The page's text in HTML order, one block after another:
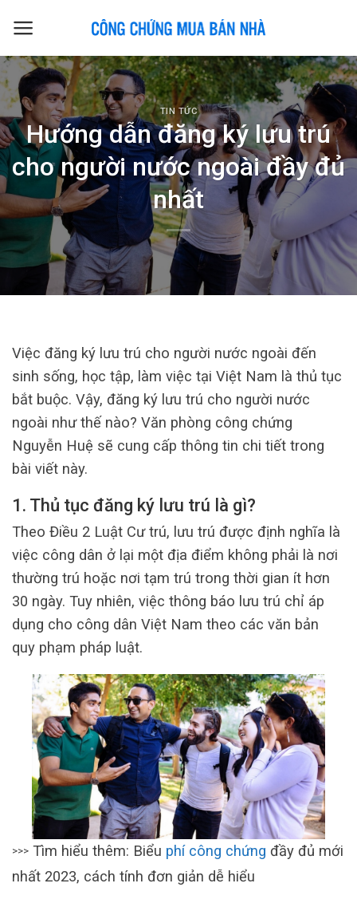
TIN TỨC
Hướng dẫn đăng ký lưu trú
cho người nước ngoài đầy đủ
nhất
Việc đăng ký lưu trú cho người nước ngoài đến
sinh sống, học tập, làm việc tại Việt Nam là thủ tục
bắt buộc. Vậy, đăng ký lưu trú cho người nước
ngoài như thế nào? Văn phòng công chứng
Nguyễn Huệ sẽ cung cấp thông tin chi tiết trong
bài viết này.
1. Thủ tục đăng ký lưu trú là gì?
Theo Điều 2 Luật Cư trú, lưu trú được định nghĩa là
việc công dân ở lại một địa điểm không phải là nơi
thường trú hoặc nơi tạm trú trong thời gian ít hơn
30 ngày. Tuy nhiên, việc thông báo lưu trú chỉ áp
dụng cho công dân Việt Nam theo các văn bản
quy phạm pháp luật.
>>> Tìm hiểu thêm: Biểu phí công chứng đầy đủ mới
nhất 2023, cách tính đơn giản dễ hiểu